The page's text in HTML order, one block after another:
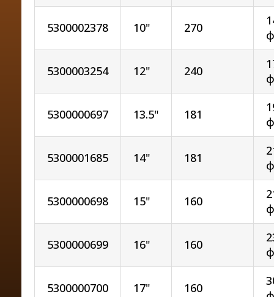
5300002378 10" 270
5300003254 12" 240
5300000697 13.5" 181
5300001685 14" 181
5300000698 15" 160
5300000699 16" 160
5300000700 17" 160